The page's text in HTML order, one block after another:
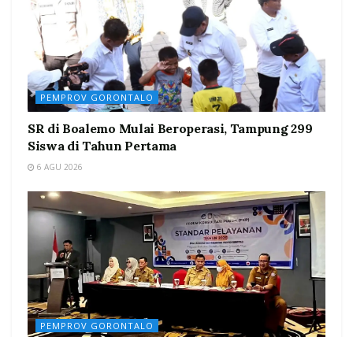
PEMPROV GORONTALO
SR di Boalemo Mulai Beroperasi, Tampung 299
Siswa di Tahun Pertama
6 AGU 2026
PEMPROV GORONTALO